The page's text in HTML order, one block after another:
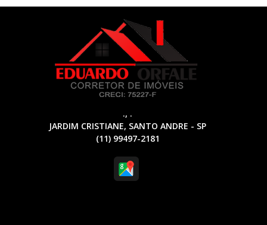
., .
JARDIM CRISTIANE, SANTO ANDRE - SP
(11) 99497-2181